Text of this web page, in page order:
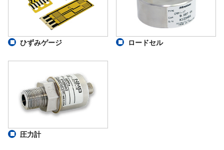
ひずみゲージ ロードセル
圧力計